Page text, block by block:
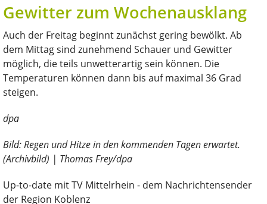
Gewitter zum Wochenausklang
Auch der Freitag beginnt zunächst gering bewölkt. Ab
dem Mittag sind zunehmend Schauer und Gewitter
möglich, die teils unwetterartig sein können. Die
Temperaturen können dann bis auf maximal 36 Grad
steigen.
dpa
Bild: Regen und Hitze in den kommenden Tagen erwartet.
(Archivbild) | Thomas Frey/dpa
Up-to-date mit TV Mittelrhein - dem Nachrichtensender
der Region Koblenz